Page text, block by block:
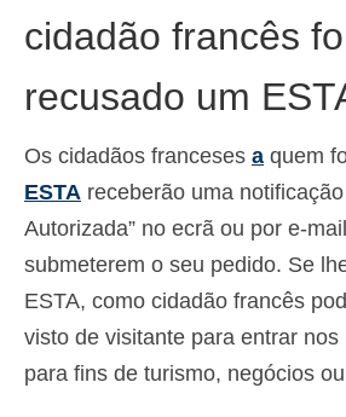
cidadão francês
recusado um
Os cidadãos franceses a quem
ESTA receberão uma
Autorizada” no ecrã ou por e-
submeterem o seu pedido. Se
ESTA, como cidadão francês
visto de visitante para entrar
para fins de turismo, negócios